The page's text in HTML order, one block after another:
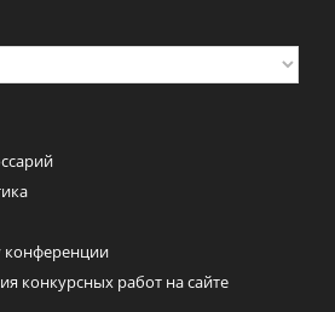
конкурсных работ на сайте